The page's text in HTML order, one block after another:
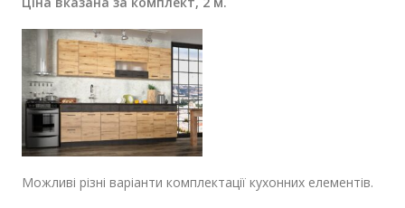
Можливі різні варіанти комплектації кухонних елементів.